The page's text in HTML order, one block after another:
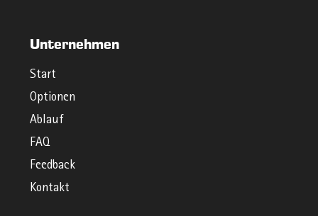
Unternehmen
Start
Optionen
Ablauf
FAQ
Feedback
Kontakt